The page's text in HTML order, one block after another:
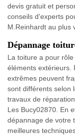
devis gratuit et
conseils d'experts
M.Reinhardt au plus
Dépannage
La toiture a pour
éléments extérieurs.
extrêmes peuvent
sont différents selon
travaux de
Les Bucy02870. En
dépannage de votre
meilleures